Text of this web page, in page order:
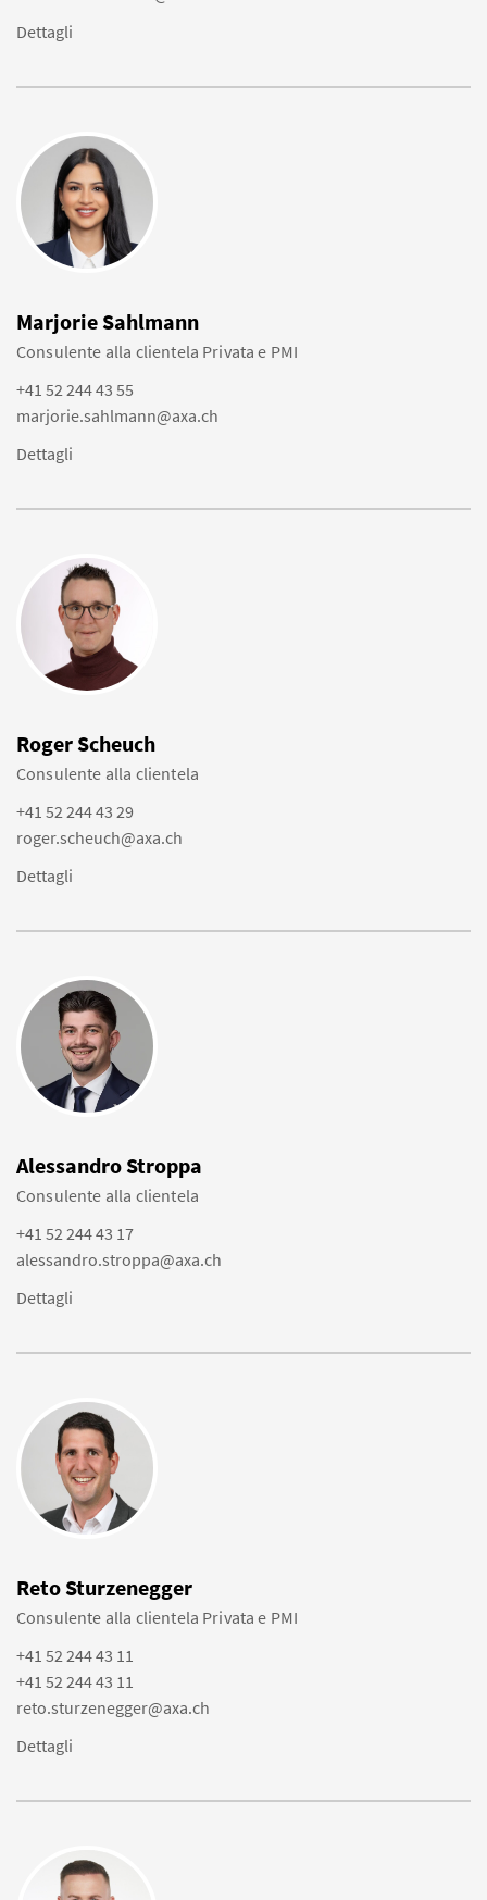
Dettagli
Marjorie Sahlmann
Consulente alla clientela Privata e PMI
+41 52 244 43 55
marjorie.sahlmann@axa.ch
Dettagli
Roger Scheuch
Consulente alla clientela
+41 52 244 43 29
roger.scheuch@axa.ch
Dettagli
Alessandro Stroppa
Consulente alla clientela
+41 52 244 43 17
alessandro.stroppa@axa.ch
Dettagli
Reto Sturzenegger
Consulente alla clientela Privata e PMI
+41 52 244 43 11
+41 52 244 43 11
reto.sturzenegger@axa.ch
Dettagli